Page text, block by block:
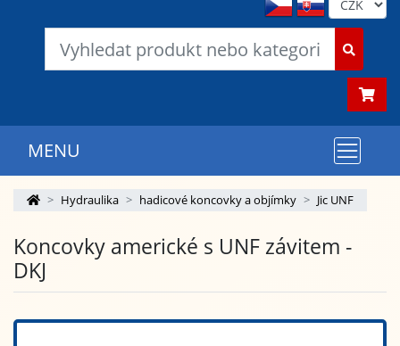
MENU
Hydraulika hadicové koncovky a objímky Jic UNF
Koncovky americké s UNF závitem -
DKJ